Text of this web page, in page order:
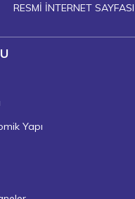
RESMİ İNTERNET SAYFASI
Yapı